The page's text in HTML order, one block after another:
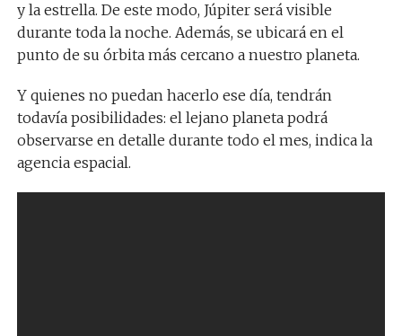
y la estrella. De este modo, Júpiter será visible
durante toda la noche. Además, se ubicará en el
punto de su órbita más cercano a nuestro planeta.
Y quienes no puedan hacerlo ese día, tendrán
todavía posibilidades: el lejano planeta podrá
observarse en detalle durante todo el mes, indica la
agencia espacial.